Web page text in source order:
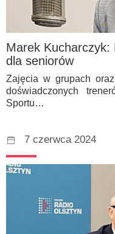
Marek
dla seniorów
Zajęcia w grupach
doświadczonych
Sportu…
7 czerwca 2024